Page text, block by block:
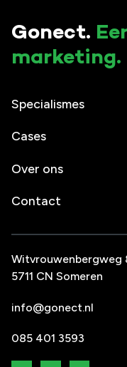
Gonect.
marketing.
Specialismes
Cases
Over ons
Contact
Witvrouwenbergweg
5711 CN Someren
info@gonect.nl
085 401 3593